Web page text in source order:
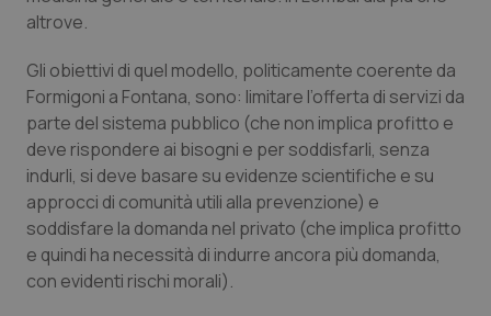
Toscana
Umbria
Valle D’Aosta
Veneto
Obesità
Oftalmologia
Oncodermatologia
Oncoematologia
Oncologia & Nutrizione
altrove.
Gli obiettivi di quel modello, politicamente coerente da
Formigoni a Fontana, sono: limitare l’offerta di servizi da
parte del sistema pubblico (che non implica profitto e
deve rispondere ai bisogni e per soddisfarli, senza
indurli, si deve basare su evidenze scientifiche e su
approcci di comunità utili alla prevenzione) e
soddisfare la domanda nel privato (che implica profitto
e quindi ha necessità di indurre ancora più domanda,
con evidenti rischi morali).